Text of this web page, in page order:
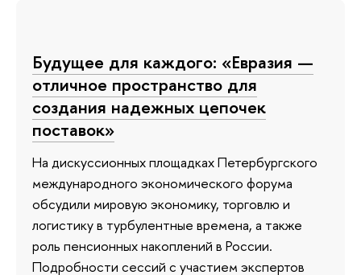
Будущее для каждого: «Евразия —
отличное пространство для
создания надежных цепочек
поставок»
На дискуссионных площадках Петербургского
международного экономического форума
обсудили мировую экономику, торговлю и
логистику в турбулентные времена, а также
роль пенсионных накоплений в России.
Подробности сессий с участием экспертов